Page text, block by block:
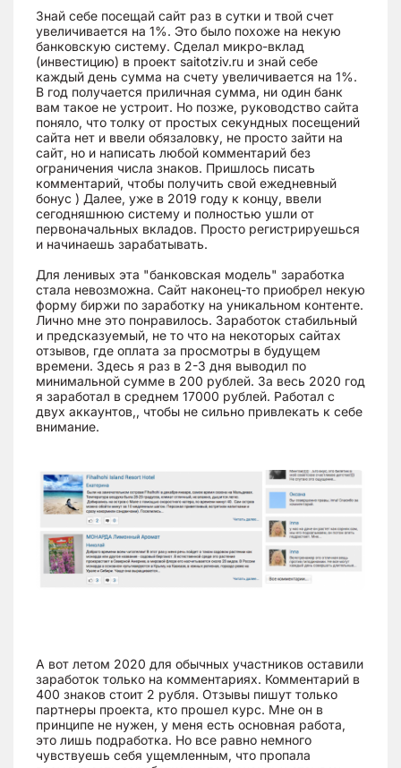
Знай себе посещай сайт раз в сутки и твой счет
увеличивается на 1%. Это было похоже на некую
банковскую систему. Сделал микро-вклад
(инвестицию) в проект saitotziv.ru и знай себе
каждый день сумма на счету увеличивается на 1%.
В год получается приличная сумма, ни один банк
вам такое не устроит. Но позже, руководство сайта
поняло, что толку от простых секундных посещений
сайта нет и ввели обязаловку, не просто зайти на
сайт, но и написать любой комментарий без
ограничения числа знаков. Пришлось писать
комментарий, чтобы получить свой ежедневный
бонус ) Далее, уже в 2019 году к концу, ввели
сегодняшнюю систему и полностью ушли от
первоначальных вкладов. Просто регистрируешься
и начинаешь зарабатывать.
Для ленивых эта "банковская модель" заработка
стала невозможна. Сайт наконец-то приобрел некую
форму биржи по заработку на уникальном контенте.
Лично мне это понравилось. Заработок стабильный
и предсказуемый, не то что на некоторых сайтах
отзывов, где оплата за просмотры в будущем
времени. Здесь я раз в 2-3 дня выводил по
минимальной сумме в 200 рублей. За весь 2020 год
я заработал в среднем 17000 рублей. Работал с
двух аккаунтов,, чтобы не сильно привлекать к себе
внимание.
А вот летом 2020 для обычных участников оставили
заработок только на комментариях. Комментарий в
400 знаков стоит 2 рубля. Отзывы пишут только
партнеры проекта, кто прошел курс. Мне он в
принципе не нужен, у меня есть основная работа,
это лишь подработка. Но все равно немного
чувствуешь себя ущемленным, что пропала